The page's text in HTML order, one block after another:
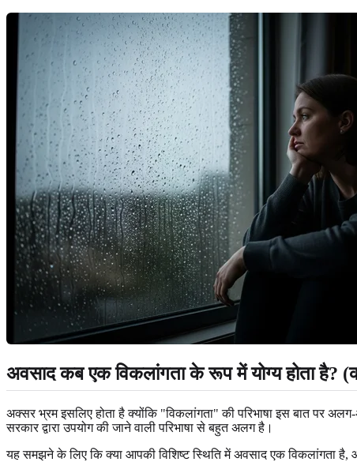
अवसाद कब एक विकलांगता के रूप में योग्य होता है?
अक्सर भ्रम इसलिए होता है क्योंकि "विकलांगता" की परिभाषा इस बात पर
सरकार द्वारा उपयोग की जाने वाली परिभाषा से बहुत अलग है।
यह समझने के लिए कि क्या आपकी विशिष्ट स्थिति में अवसाद एक विकलांगता है,